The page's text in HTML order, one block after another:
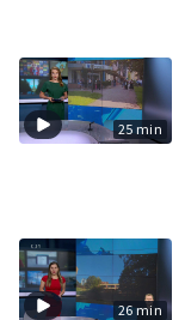
25 min
26 min